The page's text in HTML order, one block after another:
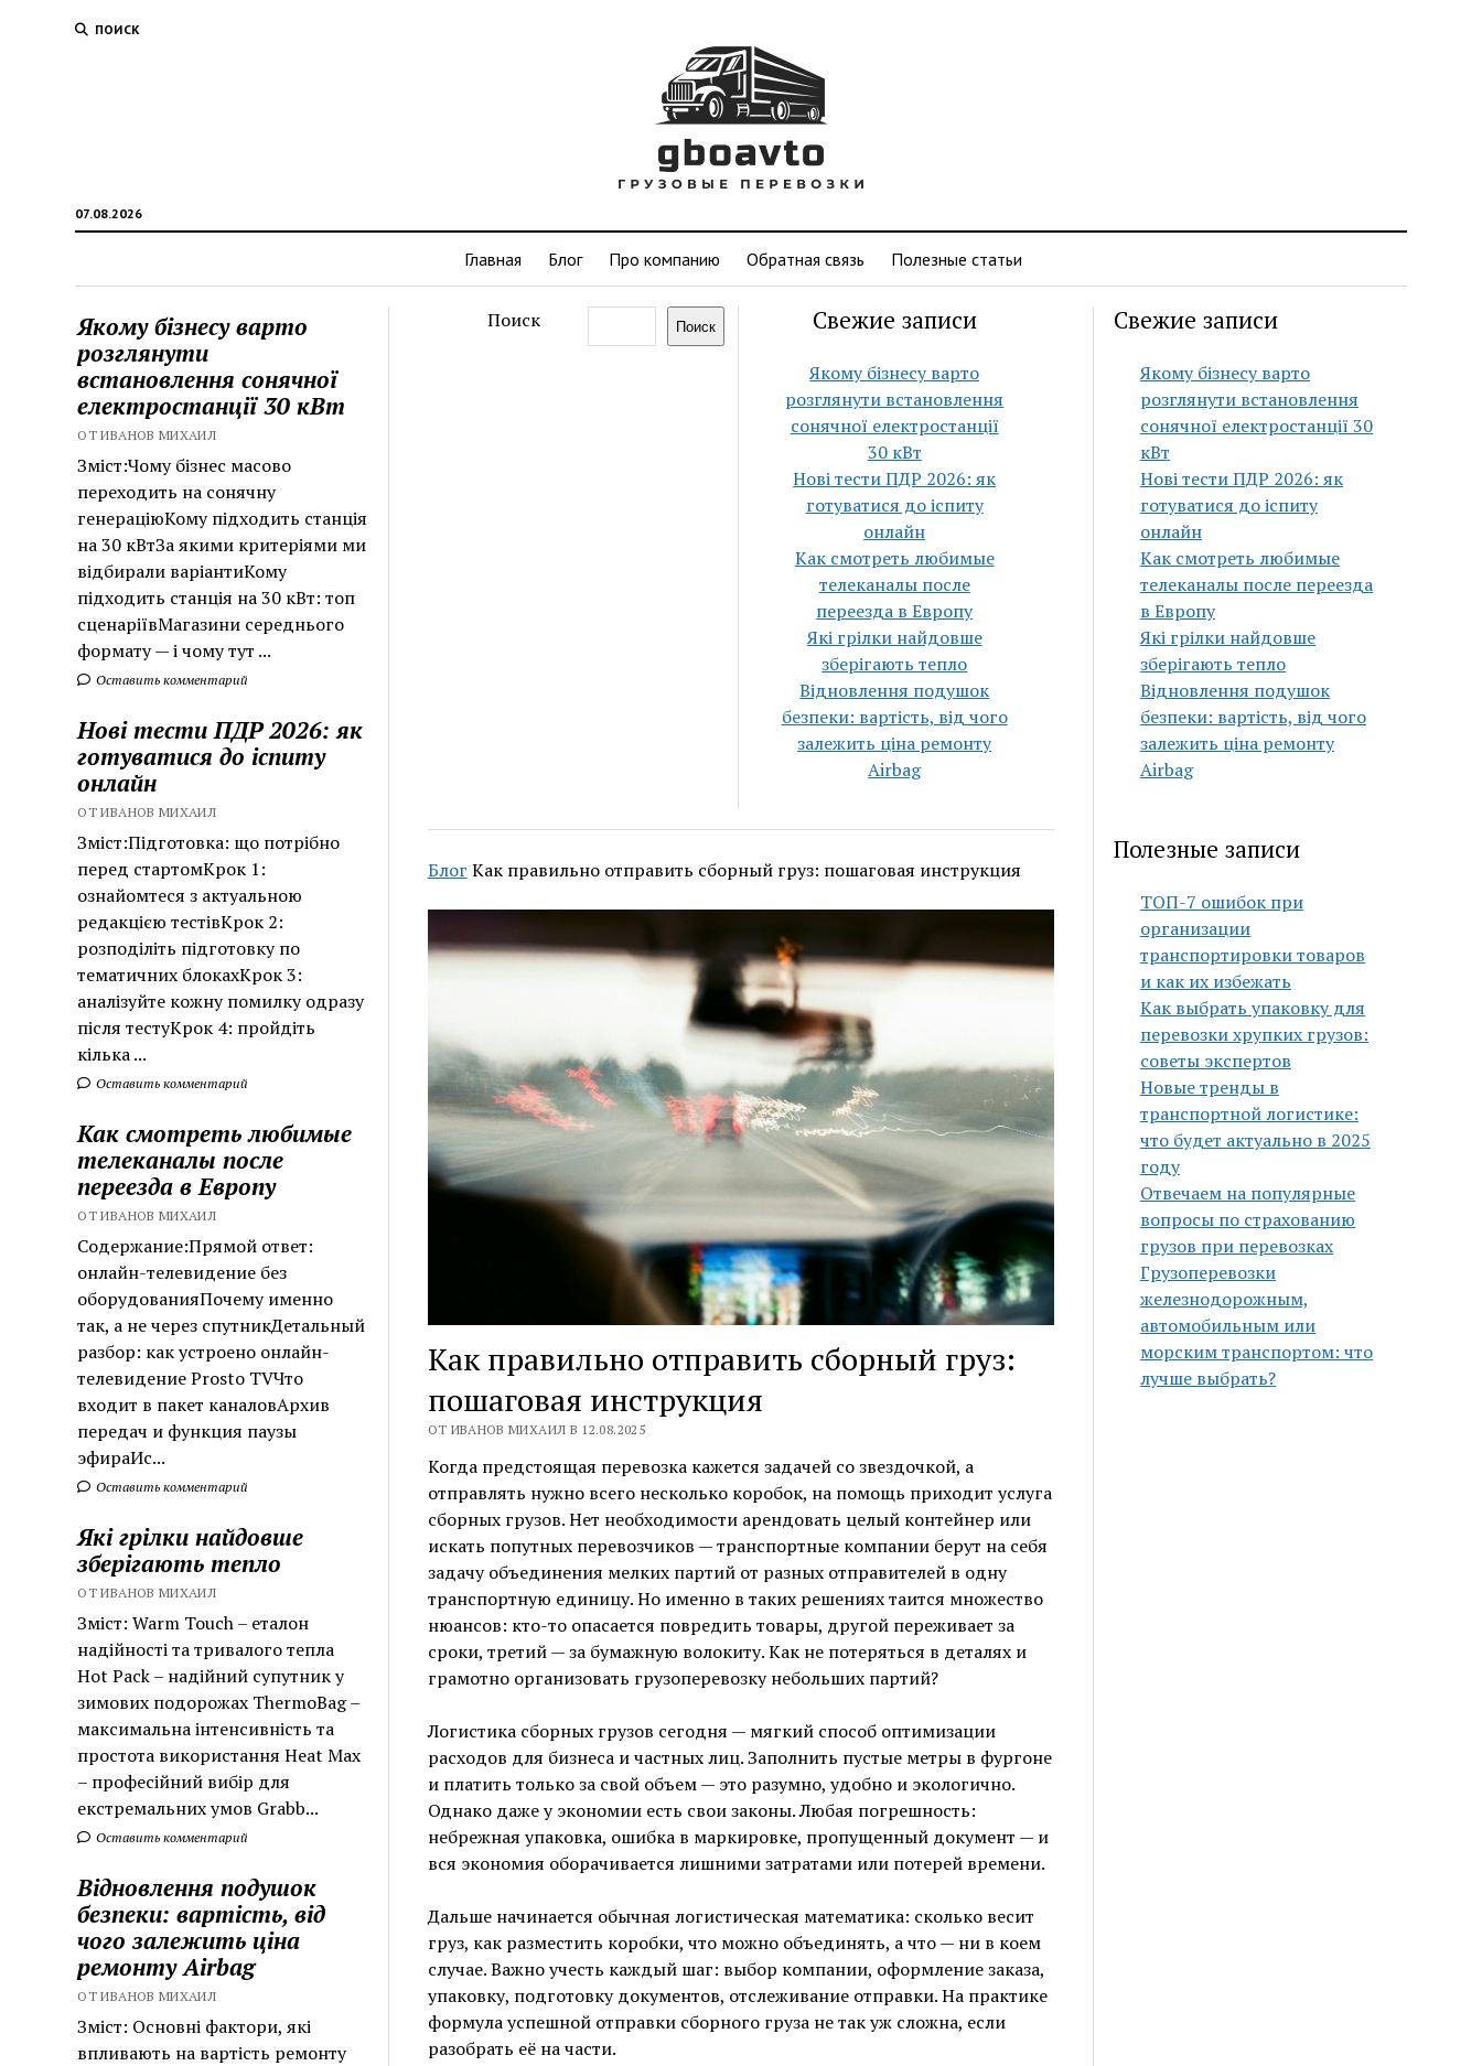
ПОИСК
07.08.2026
Главная Блог Про компанию Обратная связь Полезные статьи
Якому бізнесу варто
розглянути
встановлення сонячної
електростанції 30 кВт
ОТ ИВАНОВ МИХАИЛ
Зміст:Чому бізнес масово
переходить на сонячну
генераціюКому підходить станція
на 30 кВтЗа якими критеріями ми
відбирали варіантиКому
підходить станція на 30 кВт: топ
сценаріївМагазини середнього
формату — і чому тут ...
Оставить комментарий
Нові тести ПДР 2026: як
готуватися до іспиту
онлайн
ОТ ИВАНОВ МИХАИЛ
Зміст:Підготовка: що потрібно
перед стартомКрок 1:
ознайомтеся з актуальною
редакцією тестівКрок 2:
розподіліть підготовку по
тематичних блокахКрок 3:
аналізуйте кожну помилку одразу
після тестуКрок 4: пройдіть
кілька ...
Оставить комментарий
Как смотреть любимые
телеканалы после
переезда в Европу
ОТ ИВАНОВ МИХАИЛ
Содержание:Прямой ответ:
онлайн-телевидение без
оборудованияПочему именно
так, а не через спутникДетальный
разбор: как устроено онлайн-
телевидение Prosto TVЧто
входит в пакет каналовАрхив
передач и функция паузы
эфираИс...
Оставить комментарий
Які грілки найдовше
зберігають тепло
ОТ ИВАНОВ МИХАИЛ
Зміст: Warm Touch – еталон
надійності та тривалого тепла
Hot Pack – надійний супутник у
зимових подорожах ThermoBag –
максимальна інтенсивність та
простота використання Heat Max
– професійний вибір для
екстремальних умов Grabb...
Оставить комментарий
Відновлення подушок
безпеки: вартість, від
чого залежить ціна
ремонту Airbag
ОТ ИВАНОВ МИХАИЛ
Зміст: Основні фактори, які
впливають на вартість ремонту
Поиск Поиск Свежие записи
Якому бізнесу варто
розглянути встановлення
сонячної електростанції
30 кВт
Нові тести ПДР 2026: як
готуватися до іспиту
онлайн
Как смотреть любимые
телеканалы после
переезда в Европу
Які грілки найдовше
зберігають тепло
Відновлення подушок
безпеки: вартість, від чого
залежить ціна ремонту
Airbag
Блог Как правильно отправить сборный груз: пошаговая инструкция
Как правильно отправить сборный груз:
пошаговая инструкция
ОТ ИВАНОВ МИХАИЛ В 12.08.2025
Когда предстоящая перевозка кажется задачей со звездочкой, а
отправлять нужно всего несколько коробок, на помощь приходит услуга
сборных грузов. Нет необходимости арендовать целый контейнер или
искать попутных перевозчиков — транспортные компании берут на себя
задачу объединения мелких партий от разных отправителей в одну
транспортную единицу. Но именно в таких решениях таится множество
нюансов: кто-то опасается повредить товары, другой переживает за
сроки, третий — за бумажную волокиту. Как не потеряться в деталях и
грамотно организовать грузоперевозку небольших партий?
Логистика сборных грузов сегодня — мягкий способ оптимизации
расходов для бизнеса и частных лиц. Заполнить пустые метры в фургоне
и платить только за свой объем — это разумно, удобно и экологично.
Однако даже у экономии есть свои законы. Любая погрешность:
небрежная упаковка, ошибка в маркировке, пропущенный документ — и
вся экономия оборачивается лишними затратами или потерей времени.
Дальше начинается обычная логистическая математика: сколько весит
груз, как разместить коробки, что можно объединять, а что — ни в коем
случае. Важно учесть каждый шаг: выбор компании, оформление заказа,
упаковку, подготовку документов, отслеживание отправки. На практике
формула успешной отправки сборного груза не так уж сложна, если
разобрать её на части.
Свежие записи
Якому бізнесу варто
розглянути встановлення
сонячної електростанції 30
кВт
Нові тести ПДР 2026: як
готуватися до іспиту
онлайн
Как смотреть любимые
телеканалы после переезда
в Европу
Які грілки найдовше
зберігають тепло
Відновлення подушок
безпеки: вартість, від чого
залежить ціна ремонту
Airbag
Полезные записи
ТОП-7 ошибок при
организации
транспортировки товаров
и как их избежать
Как выбрать упаковку для
перевозки хрупких грузов:
советы экспертов
Новые тренды в
транспортной логистике:
что будет актуально в 2025
году
Отвечаем на популярные
вопросы по страхованию
грузов при перевозках
Грузоперевозки
железнодорожным,
автомобильным или
морским транспортом: что
лучше выбрать?